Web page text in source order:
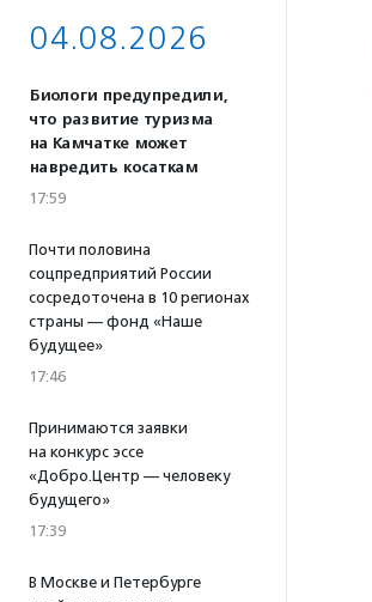
04.08.2026
Биологи предупредили,
что развитие туризма
на Камчатке может
навредить косаткам
17:59
Почти половина
соцпредприятий России
сосредоточена в 10 регионах
страны — фонд «Наше
будущее»
17:46
Принимаются заявки
на конкурс эссе
«Добро.Центр — человеку
будущего»
17:39
В Москве и Петербурге